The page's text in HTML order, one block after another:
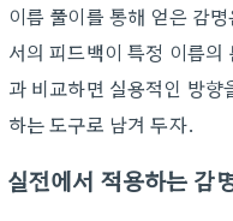
이름 풀이를 통해 얻은 감
서의 피드백이 특정 이름
과 비교하면 실용적인 방
하는 도구로 남겨 두자.
실전에서 적용하는 감